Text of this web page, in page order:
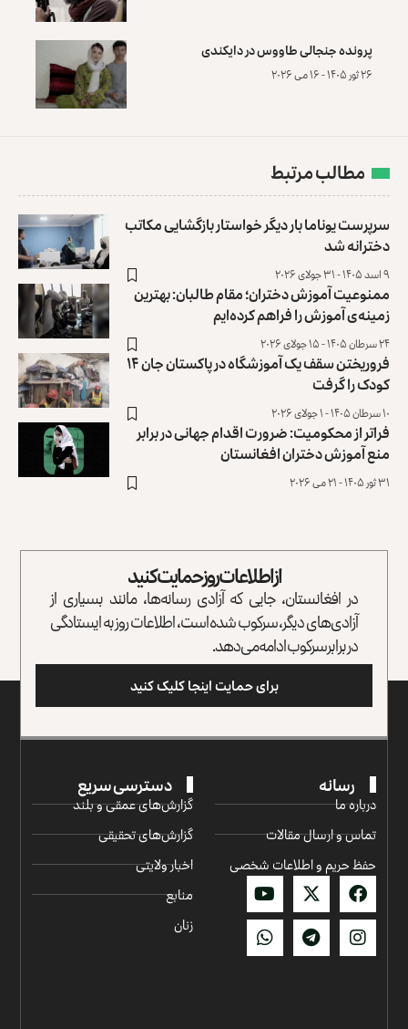
پرونده‌ جنجالی طاووس در دایکندی
۲۶ ثور ۱۴۰۵ - ۱۶ می ۲۰۲۶
مطالب مرتبط
سرپرست یوناما بار دیگر خواستار بازگشایی مکاتب
دخترانه شد
۹ اسد ۱۴۰۵ - ۳۱ جولای ۲۰۲۶
ممنوعیت آموزش دختران؛ مقام طالبان: بهترین
زمینه‌ی آموزش را فراهم کرده‌ایم
۲۴ سرطان ۱۴۰۵ - ۱۵ جولای ۲۰۲۶
فروریختن سقف یک آموزشگاه در پاکستان جان ۱۴
کودک را گرفت
۱۰ سرطان ۱۴۰۵ - ۱ جولای ۲۰۲۶
فراتر از محکومیت: ضرورت اقدام جهانی در برابر
منع آموزش دختران افغانستان
۳۱ ثور ۱۴۰۵ - ۲۱ می ۲۰۲۶
از اطلاعات روز حمایت کنید
در افغانستان، جایی که آزادی رسانه‌ها، مانند بسیاری از
آزادی‌های دیگر، سرکوب شده است، اطلاعات روز به ایستادگی
در برابر سرکوب ادامه می‌دهد.
برای حمایت اینجا کلیک کنید
رسانه
درباره ما
تماس و ارسال مقالات
حفظ حریم و اطلاعات شخصی
دسترسی سریع
گزارش‌‌های عمقی و بلند
گزارش‌های تحقیقی
اخبار ولایتی
منابع
زنان